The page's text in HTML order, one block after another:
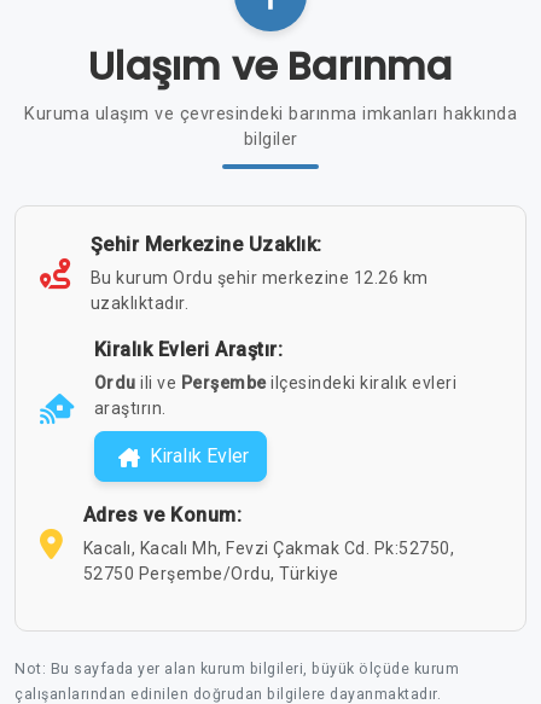
Ulaşım ve Barınma
Kuruma ulaşım ve çevresindeki barınma imkanları hakkında
bilgiler
Şehir Merkezine Uzaklık:
Bu kurum Ordu şehir merkezine 12.26 km
uzaklıktadır.
Kiralık Evleri Araştır:
Ordu ili ve Perşembeilçesindeki kiralık evleri
araştırın.
Kiralık Evler
Adres ve Konum:
Kacalı, Kacalı Mh, Fevzi Çakmak Cd. Pk:52750,
52750 Perşembe/Ordu, Türkiye
Not: Bu sayfada yer alan kurum bilgileri, büyük ölçüde kurum
çalışanlarından edinilen doğrudan bilgilere dayanmaktadır.